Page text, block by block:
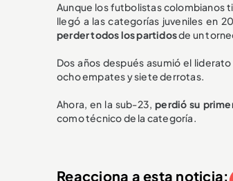
Aunque los futbolistas colombianos
llegó a las categorías juveniles en
perder todos los partidosde un
Dos años después asumió el
ocho empates y siete derrotas.
Ahora, en la sub-23,perdió su
como técnico de la categoría.
Reacciona a esta noticia: